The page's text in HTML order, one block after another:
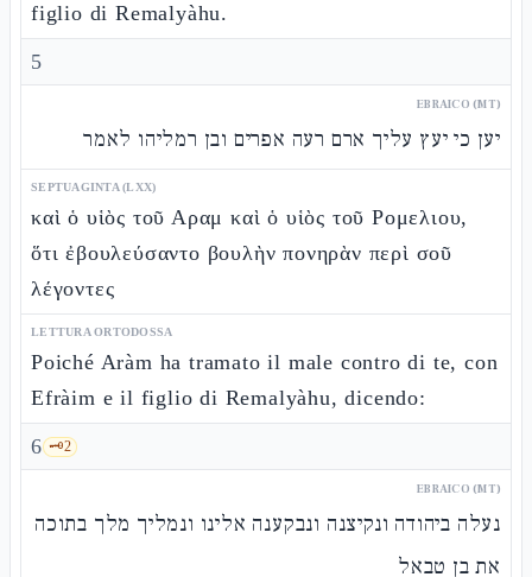
figlio di Remalyàhu.
5
EBRAICO (MT)
יען כי יעץ עליך ארם רעה אפרים ובן רמליהו לאמר
SEPTUAGINTA (LXX)
καὶ ὁ υἱὸς τοῦ Αραμ καὶ ὁ υἱὸς τοῦ Ρομελιου,
ὅτι ἐβουλεύσαντο βουλὴν πονηρὰν περὶ σοῦ
λέγοντες
LETTURA ORTODOSSA
Poiché Aràm ha tramato il male contro di te, con
Efràim e il figlio di Remalyàhu, dicendo:
6 🗝️2
EBRAICO (MT)
נעלה ביהודה ונקיצנה ונבקענה אלינו ונמליך מלך בתוכה
את בן טבאל